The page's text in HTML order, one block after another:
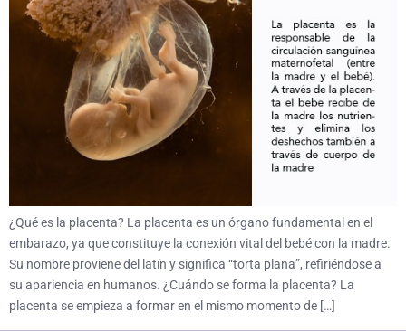
¿Qué es la placenta? La placenta es un órgano fundamental en el
embarazo, ya que constituye la conexión vital del bebé con la madre.
Su nombre proviene del latín y significa “torta plana”, refiriéndose a
su apariencia en humanos. ¿Cuándo se forma la placenta? La
placenta se empieza a formar en el mismo momento de […]